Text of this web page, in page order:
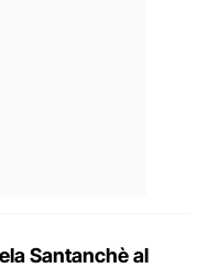
Santanchè al